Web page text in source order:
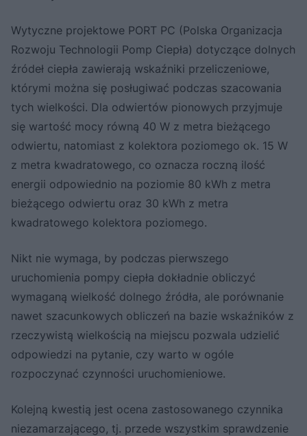
Wytyczne projektowe PORT PC (Polska Organizacja
Rozwoju Technologii Pomp Ciepła) dotyczące dolnych
źródeł ciepła zawierają wskaźniki przeliczeniowe,
którymi można się posługiwać podczas szacowania
tych wielkości. Dla odwiertów pionowych przyjmuje
się wartość mocy równą 40 W z metra bieżącego
odwiertu, natomiast z kolektora poziomego ok. 15 W
z metra kwadratowego, co oznacza roczną ilość
energii odpowiednio na poziomie 80 kWh z metra
bieżącego odwiertu oraz 30 kWh z metra
kwadratowego kolektora poziomego.
Nikt nie wymaga, by podczas pierwszego
uruchomienia pompy ciepła dokładnie obliczyć
wymaganą wielkość dolnego źródła, ale porównanie
nawet szacunkowych obliczeń na bazie wskaźników z
rzeczywistą wielkością na miejscu pozwala udzielić
odpowiedzi na pytanie, czy warto w ogóle
rozpoczynać czynności uruchomieniowe.
Kolejną kwestią jest ocena zastosowanego czynnika
niezamarzającego, tj. przede wszystkim sprawdzenie